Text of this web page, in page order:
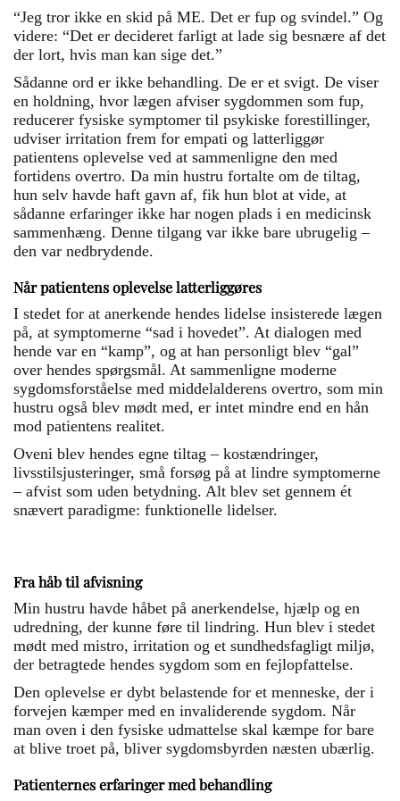
“Jeg tror ikke en skid på ME. Det er fup og svindel.” Og
videre: “Det er decideret farligt at lade sig besnære af det
der lort, hvis man kan sige det.”
Sådanne ord er ikke behandling. De er et svigt. De viser
en holdning, hvor lægen afviser sygdommen som fup,
reducerer fysiske symptomer til psykiske forestillinger,
udviser irritation frem for empati og latterliggør
patientens oplevelse ved at sammenligne den med
fortidens overtro. Da min hustru fortalte om de tiltag,
hun selv havde haft gavn af, fik hun blot at vide, at
sådanne erfaringer ikke har nogen plads i en medicinsk
sammenhæng. Denne tilgang var ikke bare ubrugelig –
den var nedbrydende.
Når patientens oplevelse latterliggøres
I stedet for at anerkende hendes lidelse insisterede lægen
på, at symptomerne “sad i hovedet”. At dialogen med
hende var en “kamp”, og at han personligt blev “gal”
over hendes spørgsmål. At sammenligne moderne
sygdomsforståelse med middelalderens overtro, som min
hustru også blev mødt med, er intet mindre end en hån
mod patientens realitet.
Oveni blev hendes egne tiltag – kostændringer,
livsstilsjusteringer, små forsøg på at lindre symptomerne
– afvist som uden betydning. Alt blev set gennem ét
snævert paradigme: funktionelle lidelser.
Fra håb til afvisning
Min hustru havde håbet på anerkendelse, hjælp og en
udredning, der kunne føre til lindring. Hun blev i stedet
mødt med mistro, irritation og et sundhedsfagligt miljø,
der betragtede hendes sygdom som en fejlopfattelse.
Den oplevelse er dybt belastende for et menneske, der i
forvejen kæmper med en invaliderende sygdom. Når
man oven i den fysiske udmattelse skal kæmpe for bare
at blive troet på, bliver sygdomsbyrden næsten ubærlig.
Patienternes erfaringer med behandling